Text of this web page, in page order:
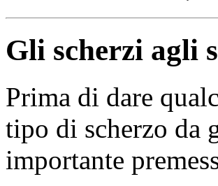
Gli scherzi agli
Prima di dare
tipo di scherzo da
importante